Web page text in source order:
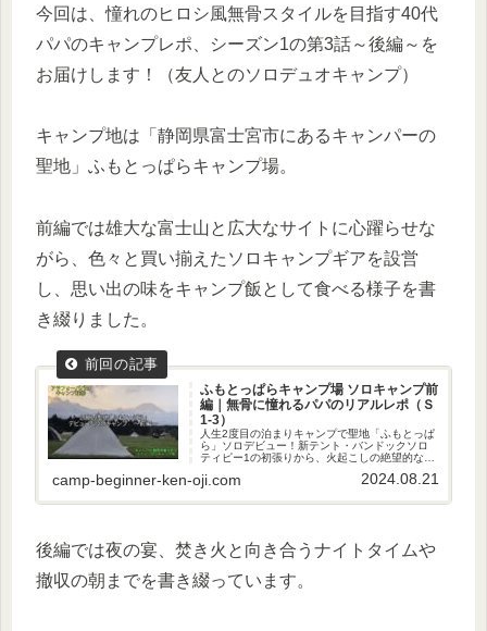
今回は、憧れのヒロシ風無骨スタイルを目指す40代
パパのキャンプレポ、シーズン1の第3話～後編～を
お届けします！（友人とのソロデュオキャンプ）
キャンプ地は「静岡県富士宮市にあるキャンパーの
聖地」ふもとっぱらキャンプ場。
前編では雄大な富士山と広大なサイトに心躍らせな
がら、色々と買い揃えたソロキャンプギアを設営
し、思い出の味をキャンプ飯として食べる様子を書
き綴りました。
ふもとっぱらキャンプ場 ソロキャンプ前
編｜無骨に憧れるパパのリアルレポ（Ｓ
1-3）
人生2度目の泊まりキャンプで聖地「ふもとっぱ
ら」ソロデビュー！新テント・バンドックソロ
ティピー1の初張りから、火起こしの絶望的な苦
「サッポロ一番」のキャンプ飯も。パパの挑戦
camp-beginner-ken-oji.com 2024.08.21
後編では夜の宴、焚き火と向き合うナイトタイムや
撤収の朝までを書き綴っています。